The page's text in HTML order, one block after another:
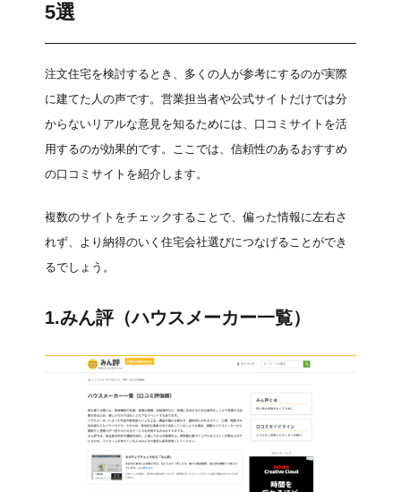
5選
注文住宅を検討するとき、多くの人が参考にするのが実際
に建てた人の声です。営業担当者や公式サイトだけでは分
からないリアルな意見を知るためには、口コミサイトを活
用するのが効果的です。ここでは、信頼性のあるおすすめ
の口コミサイトを紹介します。
複数のサイトをチェックすることで、偏った情報に左右さ
れず、より納得のいく住宅会社選びにつなげることができ
るでしょう。
1.みん評（ハウスメーカー一覧）